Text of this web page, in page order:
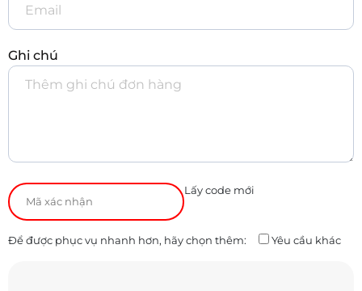
Ghi chú
Lấy code mới
Để được phục vụ nhanh hơn, hãy chọn thêm: Yêu cầu khác